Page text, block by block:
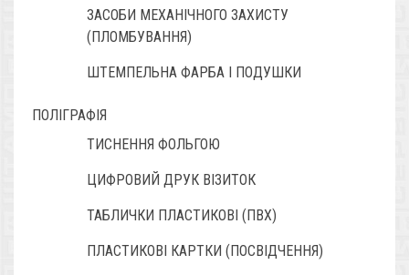
ЗАСОБИ МЕХАНІЧНОГО ЗАХИСТУ
(ПЛОМБУВАННЯ)
ШТЕМПЕЛЬНА ФАРБА І ПОДУШКИ
ПОЛІГРАФІЯ
ТИСНЕННЯ ФОЛЬГОЮ
ЦИФРОВИЙ ДРУК ВІЗИТОК
ТАБЛИЧКИ ПЛАСТИКОВІ (ПВХ)
ПЛАСТИКОВІ КАРТКИ (ПОСВІДЧЕННЯ)